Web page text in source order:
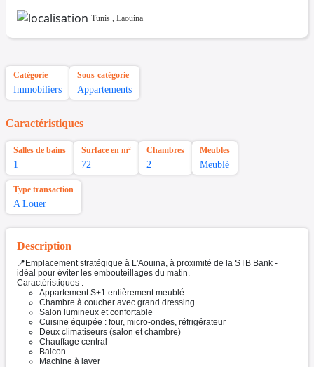
Tunis , Laouina
Catégorie
Immobiliers
Sous-catégorie
Appartements
Caractéristiques
Salles de bains
1
Surface en m²
72
Chambres
2
Meubles
Meublé
Type transaction
A Louer
Description
📍Emplacement stratégique à L'Aouina, à proximité de la STB Bank -
idéal pour éviter les embouteillages du matin.
Caractéristiques :
Appartement S+1 entièrement meublé
Chambre à coucher avec grand dressing
Salon lumineux et confortable
Cuisine équipée : four, micro-ondes, réfrigérateur
Deux climatiseurs (salon et chambre)
Chauffage central
Balcon
Machine à laver